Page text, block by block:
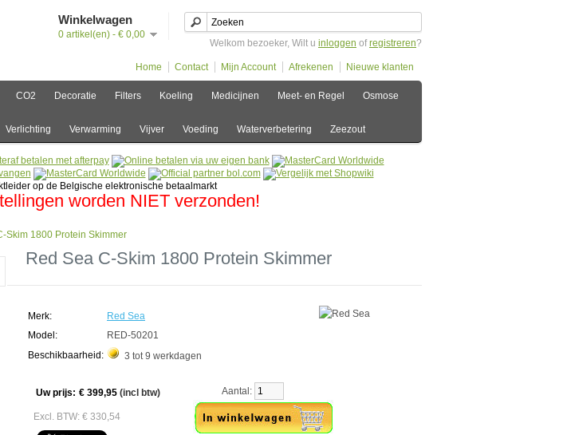
Winkelwagen
0 artikel(en) - € 0,00
Welkom bezoeker, Wilt u inloggen ofregistreren?
Home Contact Mijn Account Afrekenen Nieuwe klanten
CO2 Decoratie Filters Koeling Medicijnen Meet- en Regel Osmose
Verlichting Verwarming Vijver Voeding Waterverbetering Zeezout
worden NIET verzonden!
Skim 1800 Protein Skimmer
Red Sea C-Skim 1800 Protein Skimmer
Merk:
Red Sea
Model:
RED-50201
Beschikbaarheid:
3 tot 9 werkdagen
Uw prijs: € 399,95 (incl btw)
Excl. BTW: € 330,54
Aantal: